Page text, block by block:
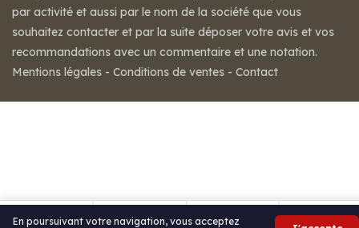
En poursuivant votre navigation, vous acceptez
par activité et aussi par le nom de la société que vous
souhaitez contacter et par la suite déposer votre avis et vos
recommandations avec un commentaire et une notation.
Mentions légales - Conditions de ventes - Contact